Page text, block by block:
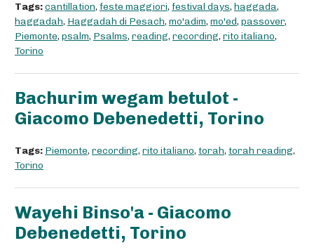
Tags:cantillation, feste maggiori, festival days, haggada,
haggadah, Haggadah di Pesach, mo'adim, mo'ed, passover,
Piemonte, psalm, Psalms, reading, recording, rito italiano,
Torino
Bachurim wegam betulot -
Giacomo Debenedetti, Torino
Tags: Piemonte, recording, rito italiano, torah, torah reading,
Torino
Wayehi Binso'a - Giacomo
Debenedetti, Torino